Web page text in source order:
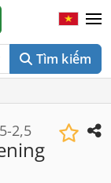
Tìm kiếm
2,5